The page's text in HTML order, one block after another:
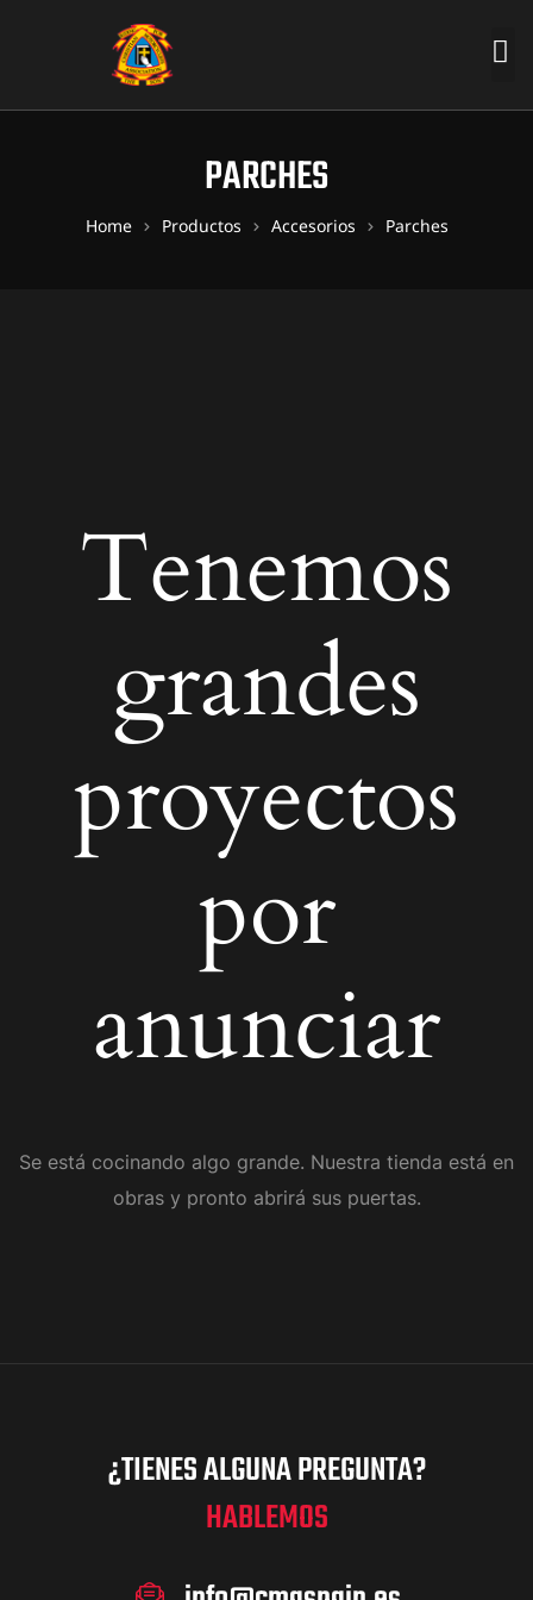
PARCHES
Home Productos Accesorios Parches
Tenemos
grandes
proyectos
por
anunciar
Se está cocinando algo grande. Nuestra tienda está en
obras y pronto abrirá sus puertas.
¿TIENES ALGUNA PREGUNTA?
HABLEMOS